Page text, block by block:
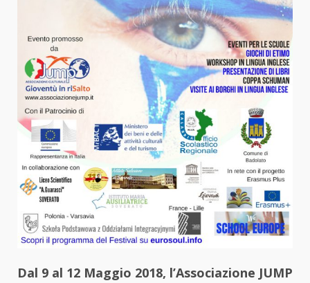
Dal 9 al 12 Maggio 2018, l’Associazione JUMP